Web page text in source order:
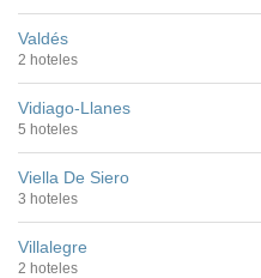
Valdés
2 hoteles
Vidiago-Llanes
5 hoteles
Viella De Siero
3 hoteles
Villalegre
2 hoteles